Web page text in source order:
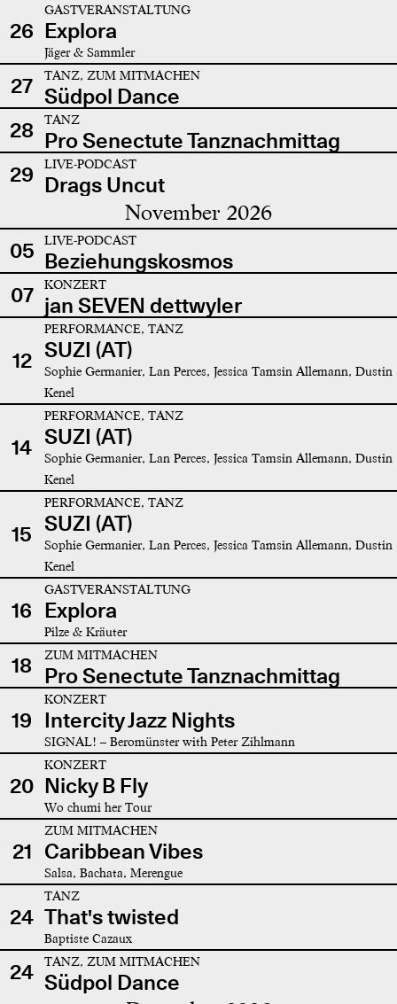
26
GASTVERANSTALTUNG
Explora
Jäger & Sammler
27 TANZ, ZUM MITMACHEN
Südpol Dance
28
TANZ
Pro Senectute Tanznachmittag
29
LIVE-PODCAST
Drags Uncut
November 2026
05 LIVE-PODCAST
Beziehungskosmos
07
KONZERT
jan SEVEN dettwyler
12
PERFORMANCE, TANZ
SUZI (AT)
Sophie Germanier, Lan Perces, Jessica Tamsin Allemann, Dustin
Kenel
14
PERFORMANCE, TANZ
SUZI (AT)
Sophie Germanier, Lan Perces, Jessica Tamsin Allemann, Dustin
Kenel
15
PERFORMANCE, TANZ
SUZI (AT)
Sophie Germanier, Lan Perces, Jessica Tamsin Allemann, Dustin
Kenel
16
GASTVERANSTALTUNG
Explora
Pilze & Kräuter
18 ZUM MITMACHEN
Pro Senectute Tanznachmittag
19
KONZERT
Intercity Jazz Nights
SIGNAL! – Beromünster with Peter Zihlmann
20
KONZERT
Nicky B Fly
Wo chumi her Tour
21
ZUM MITMACHEN
Caribbean Vibes
Salsa, Bachata, Merengue
24
TANZ
That's twisted
Baptiste Cazaux
24 TANZ, ZUM MITMACHEN
Südpol Dance